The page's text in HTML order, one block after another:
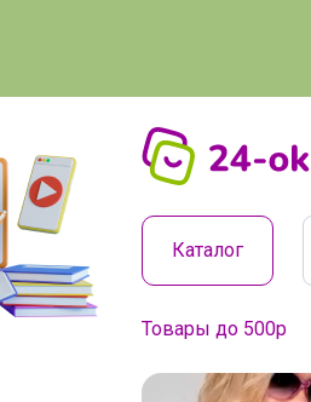
Каталог
Товары до 500р